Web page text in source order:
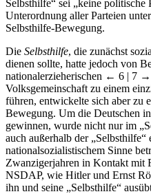
Selbsthilfe“ sei „keine
Unterordnung aller Parteien
Selbsthilfe-Bewegung.
Die Selbsthilfe, die zunächst
dienen sollte, hatte jedoch von
nationalerzieherischen ← 6 | 7 →
Volksgemeinschaft zu einem
führen, entwickelte sich aber zu
Bewegung. Um die Deutschen
gewinnen, wurde nicht nur im
auch außerhalb der
nationalsozialistischem Sinne
Zwanzigerjahren in Kontakt mit
NSDAP, wie Hitler und Ernst
ihn und seine „Selbsthilfe“